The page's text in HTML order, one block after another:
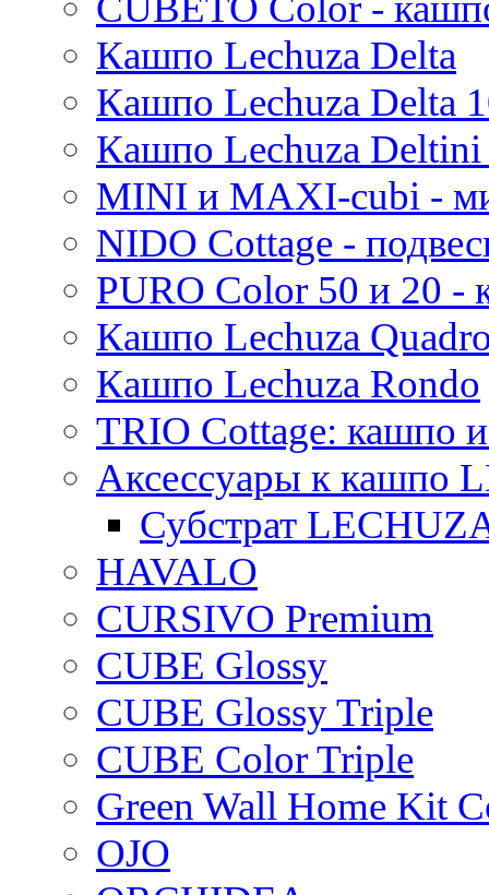
Mees
Pure
Кашпо Lechuza Delta
Кашпо Lechuza Delta
Кашпо Lechuza
MINI и MAXI-cubi -
NIDO Cottage -
PURO Color 50 и 20
Кашпо Lechuza
Кашпо Lechuza Rondo
TRIO Cottage: кашпо
Аксессуары к кашпо
Субстрат
HAVALO
CURSIVO Premium
CUBE Glossy
CUBE Glossy Triple
CUBE Color Triple
Green Wall Home Kit
OJO